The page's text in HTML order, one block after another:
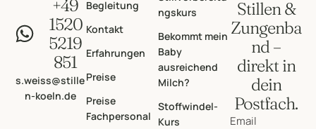
+49
1520
5219
851
s.weiss@stille
n-koeln.de
Begleitung
Kontakt
Erfahrungen
Preise
Preise
Fachpersonal
ngskurs
Bekommt mein
Baby
ausreichend
Milch?
Stoffwindel-
Kurs
Stillen &
Zungenba
nd –
direkt in
dein
Postfach.
Email